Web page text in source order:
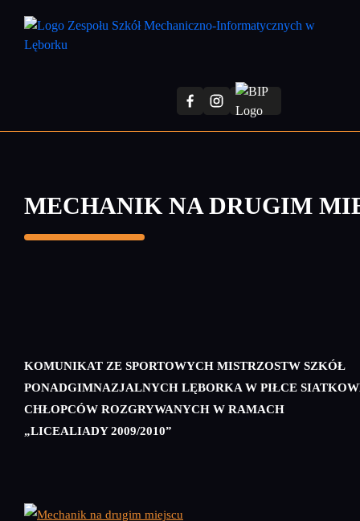
treści
MECHANIK NA DRUGIM
KOMUNIKAT ZE SPORTOWYCH MISTRZOSTW SZKÓŁ
PONADGIMNAZJALNYCH LĘBORKA W PIŁCE
CHŁOPCÓW ROZGRYWANYCH W RAMACH
„LICEALIADY 2009/2010”